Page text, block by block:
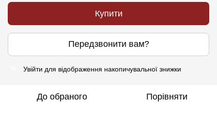
Купити
Передзвонити вам?
Увійти для відображення накопичувальної знижки
До обраного Порівняти